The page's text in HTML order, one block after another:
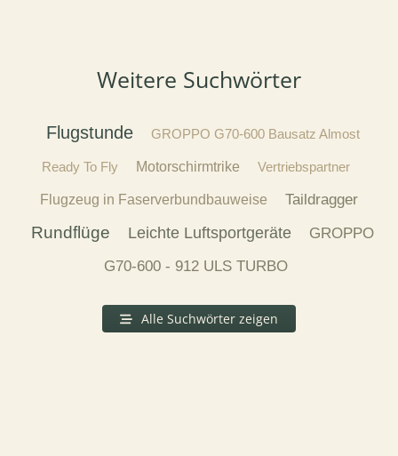
Weitere Suchwörter
Flugstunde GROPPO G70-600 Bausatz Almost
Ready To Fly Motorschirmtrike Vertriebspartner
Flugzeug in Faserverbundbauweise Taildragger
Rundflüge Leichte Luftsportgeräte
GROPPO
G70-600 - 912 ULS TURBO
Alle Suchwörter zeigen